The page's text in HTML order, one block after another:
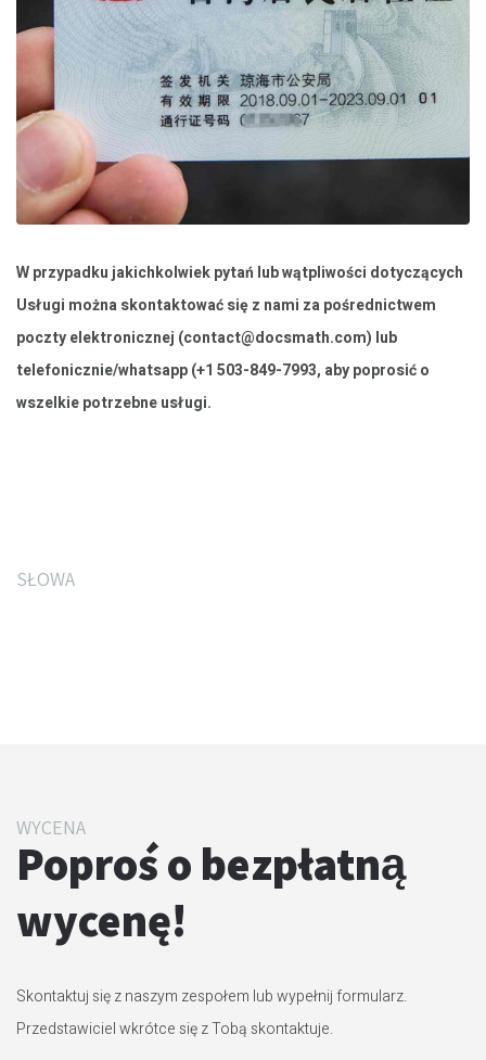
W przypadku jakichkolwiek pytań lub wątpliwości dotyczących
Usługi można skontaktować się z nami za pośrednictwem
poczty elektronicznej (contact@docsmath.com) lub
telefonicznie/whatsapp (+1 503-849-7993, aby poprosić o
wszelkie potrzebne usługi.
SŁOWA
WYCENA
Poproś o bezpłatną
wycenę!
Skontaktuj się z naszym zespołem lub wypełnij formularz.
Przedstawiciel wkrótce się z Tobą skontaktuje.